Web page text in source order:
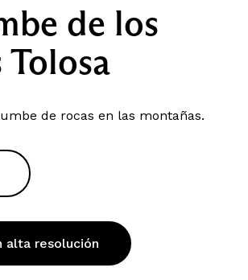
de los
de rocas en las montañas.
alta resolución